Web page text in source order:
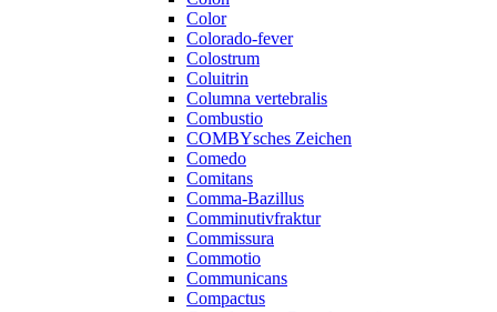
Color
Colorado-fever
Colostrum
Coluitrin
Columna vertebralis
Combustio
COMBYsches Zeichen
Comedo
Comitans
Comma-Bazillus
Comminutivfraktur
Commissura
Commotio
Communicans
Compactus